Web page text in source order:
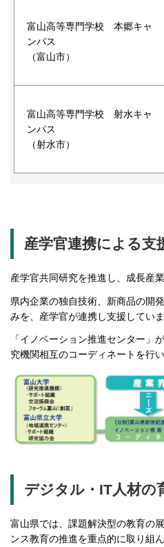
富山高等専門学校 本郷キャ
ンパス
（富山市）
富山高等専門学校 射水キャ
ンパス
（射水市）
産学官連携による支
産学官共同研究を推進し、成長産
県内企業の独自技術、新商品の開
みを、産学官が連携し支援していま
「イノベーション推進センター」
究機関相互のコーディネートを行い
デジタル・IT人材の
富山県では、課題解決型の教育の
ンス教育の推進を重点的に取り組